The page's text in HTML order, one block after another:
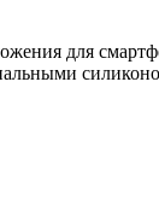
для